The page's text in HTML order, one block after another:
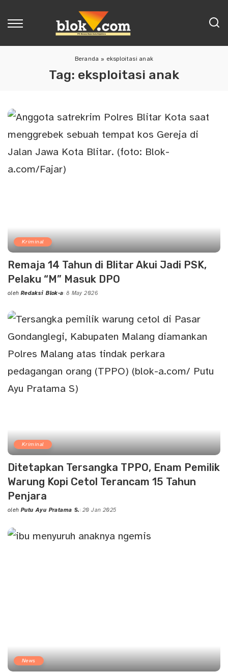
Beranda » eksploitasi anak
Tag: eksploitasi anak
Kriminal
Remaja 14 Tahun di Blitar Akui Jadi PSK,
Pelaku “M” Masuk DPO
Posted
oleh Redaksi Blok-a 8 May 2026
Kriminal
Ditetapkan Tersangka TPPO, Enam Pemilik
Warung Kopi Cetol Terancam 15 Tahun
Penjara
Posted
oleh Putu Ayu Pratama S. 20 Jan 2025
News